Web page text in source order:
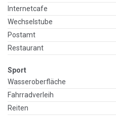
Internetcafe
Wechselstube
Postamt
Restaurant
Sport
Wasseroberfläche
Fahrradverleih
Reiten